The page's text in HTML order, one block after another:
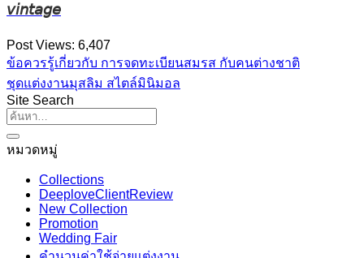
𝘷𝘪𝘯𝘵𝘢𝘨𝘦
Post Views: 6,407
ข้อควรรู้เกี่ยวกับ การจดทะเบียนสมรส กับคนต่างชาติ
ชุดแต่งงานมุสลิม สไตล์มินิมอล
Site Search
หมวดหมู่
Collections
DeeploveClientReview
New Collection
Promotion
Wedding Fair